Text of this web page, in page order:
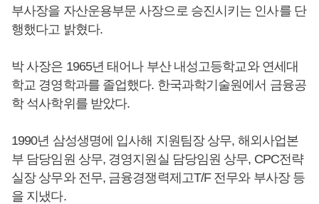
부사장을 자산운용부문 사장으로 승진시키는 인사를 단
행했다고 밝혔다.
박 사장은 1965년 태어나 부산 내성고등학교와 연세대
학교 경영학과를 졸업했다. 한국과학기술원에서 금융공
학 석사학위를 받았다.
1990년 삼성생명에 입사해 지원팀장 상무, 해외사업본
부 담당임원 상무, 경영지원실 담당임원 상무, CPC전략
실장 상무와 전무, 금융경쟁력제고T/F 전무와 부사장 등
을 지냈다.